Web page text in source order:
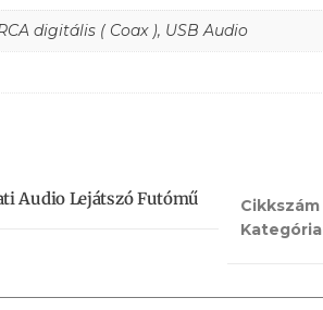
digitális ( Coax ), USB Audio
Audio Lejátszó Futómű Cikkszám
Kategória